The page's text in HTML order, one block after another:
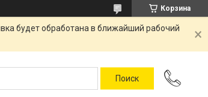
Корзина
будет обработана в ближайший рабочий